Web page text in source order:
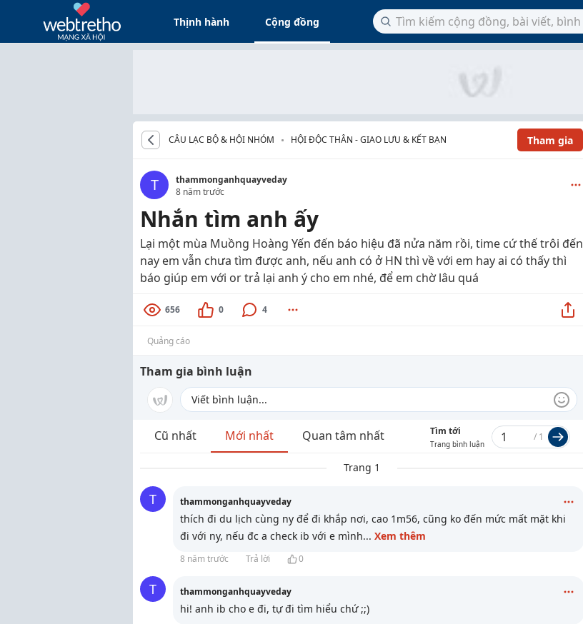
Thịnh hành Cộng đồng
CÂU LẠC BỘ & HỘI NHÓM HỘI ĐỘC THÂN - GIAO LƯU & KẾT BẠN Tham gia
T
thammonganhquayveday
8 năm trước
Nhắn tìm anh ấy
Lại một mùa Muồng Hoàng Yến đến báo hiệu đã nửa năm rồi, time cứ thế trôi đến
nay em vẫn chưa tìm được anh, nếu anh có ở HN thì về với em hay ai có thấy thì
báo giúp em với or trả lại anh ý cho em nhé, để em chờ lâu quá
656 0 4
Quảng cáo
Tham gia bình luận
Cũ nhất Mới nhất Quan tâm nhất Tìm tới
Trang bình luận
/ 1
Trang 1
T thammonganhquayveday
thích đi du lịch cùng ny để đi khắp nơi, cao 1m56, cũng ko đến mức mất mặt khi
đi với ny, nếu đc a check ib với e mình... Xem thêm
8 năm trước Trả lời 0
T thammonganhquayveday
hi! anh ib cho e đi, tự đi tìm hiểu chứ ;;)